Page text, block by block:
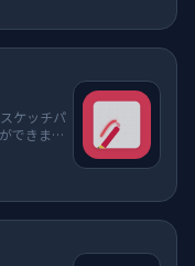
ケッチパ
できま